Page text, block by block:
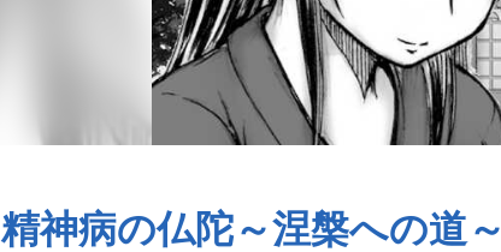
精神病の仏陀～涅槃への道～